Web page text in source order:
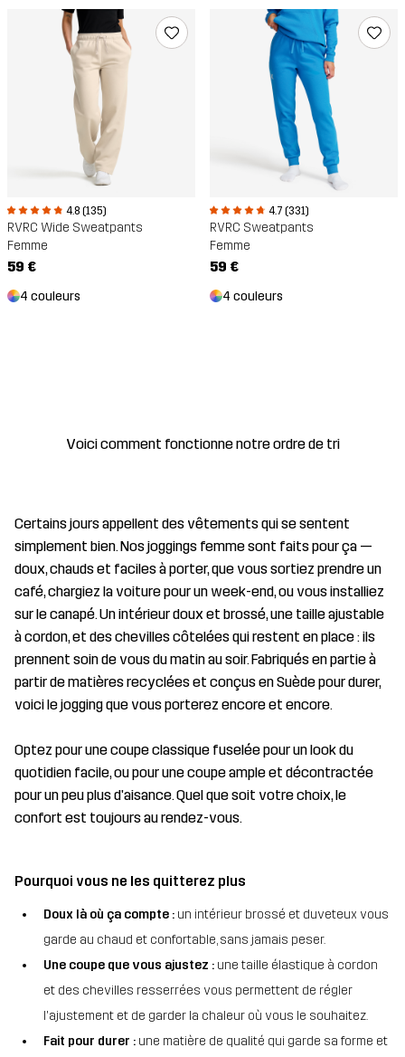
4.8 (135)
RVRC Wide Sweatpants
Femme
59 €
4 couleurs
4.7 (331)
RVRC Sweatpants
Femme
59 €
4 couleurs
Voici comment fonctionne notre ordre de tri
Certains jours appellent des vêtements qui se sentent
simplement bien. Nos joggings femme sont faits pour ça —
doux, chauds et faciles à porter, que vous sortiez prendre un
café, chargiez la voiture pour un week-end, ou vous installiez
sur le canapé. Un intérieur doux et brossé, une taille ajustable
à cordon, et des chevilles côtelées qui restent en place : ils
prennent soin de vous du matin au soir. Fabriqués en partie à
partir de matières recyclées et conçus en Suède pour durer,
voici le jogging que vous porterez encore et encore.
Optez pour une coupe classique fuselée pour un look du
quotidien facile, ou pour une coupe ample et décontractée
pour un peu plus d'aisance. Quel que soit votre choix, le
confort est toujours au rendez-vous.
Pourquoi vous ne les quitterez plus
Doux là où ça compte : un intérieur brossé et duveteux vous
garde au chaud et confortable, sans jamais peser.
Une coupe que vous ajustez : une taille élastique à cordon
et des chevilles resserrées vous permettent de régler
l'ajustement et de garder la chaleur où vous le souhaitez.
Fait pour durer : une matière de qualité qui garde sa forme et